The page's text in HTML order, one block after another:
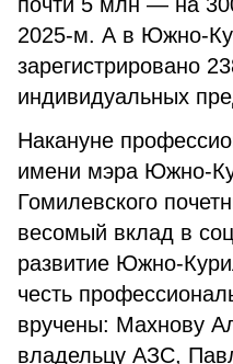
2025-м. А в Южно-
зарегистрировано
индивидуальных
Накануне
имени мэра Южно-
Гомилевского
весомый вклад в
развитие Южно-
честь
вручены: Махнову
владельцу АЗС,